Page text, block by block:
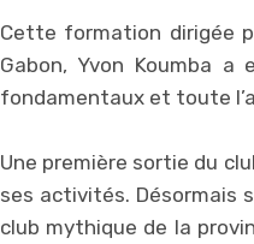
Cette formation dirigée
Gabon, Yvon Koumba
fondamentaux et toute
Une première sortie du
ses activités. Désormais
club mythique de la